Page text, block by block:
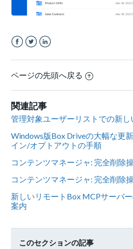
ページの先頭へ戻る
関連記事
管理対象ユーザーリストでの新し
Windows版Box Driveの大幅な更
イン/オプトアウトの手順
コンテンツマネージャ: 完全削除
コンテンツマネージャ: 完全削除
新しいリモートBox MCPサーバ
案内
このセクションの記事